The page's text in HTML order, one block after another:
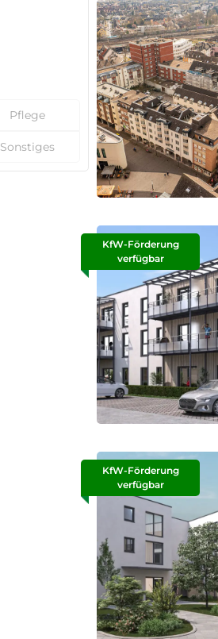
Pflege
Sonstiges
KfW-Förderung
verfügbar
KfW-Förderung
verfügbar